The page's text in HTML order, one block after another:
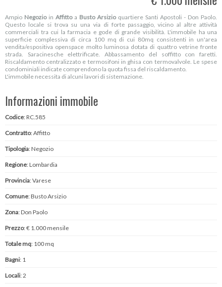
Ampio Negozioin Affittoa Busto Arsizioquartiere Santi Apostoli - Don Paolo.
Questo locale si trova su una via di forte passaggio, vicino al altre attività
commerciali tra cui la farmacia e gode di grande visibilità. L'immobile ha una
superficie complessiva di circa 100 mq di cui 80mq consistenti in un'area
vendita/espositiva openspace molto luminosa dotata di quattro vetrine fronte
strada. Saracinesche elettrificate. Abbassamento del soffitto con faretti.
Riscaldamento centralizzato e termosifoni in ghisa con termovalvole. Le spese
condominiali indicate comprendono la quota fissa del riscaldamento.
L'immobile necessita di alcuni lavori di sistemazione.
Informazioni immobile
Codice: RC.585
Contratto: Affitto
Tipologia: Negozio
Regione: Lombardia
Provincia: Varese
Comune: Busto Arsizio
Zona: Don Paolo
Prezzo: € 1.000 mensile
Totale mq: 100 mq
Bagni: 1
Locali: 2